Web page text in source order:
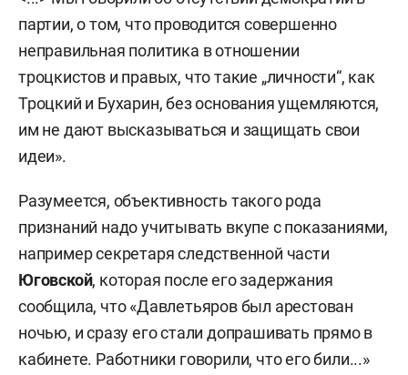
партии, о том, что проводится совершенно
неправильная политика в отношении
троцкистов и правых, что такие „личности“, как
Троцкий и Бухарин, без основания ущемляются,
им не дают высказываться и защищать свои
идеи».
Разумеется, объективность такого рода
признаний надо учитывать вкупе с показаниями,
например секретаря следственной части
Юговской, которая после его задержания
сообщила, что «Давлетьяров был арестован
ночью, и сразу его стали допрашивать прямо в
кабинете. Работники говорили, что его били...»